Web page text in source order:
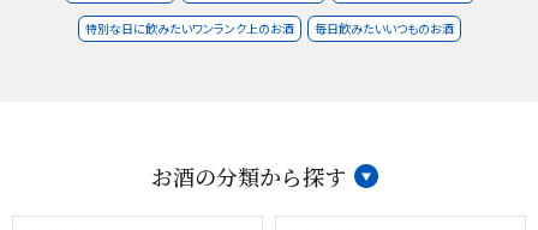
特別な日に飲みたいワンランク上のお酒 毎日飲みたいいつものお酒
お酒の分類から探す